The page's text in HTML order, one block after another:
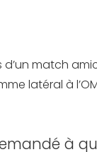
match
latéral à
à